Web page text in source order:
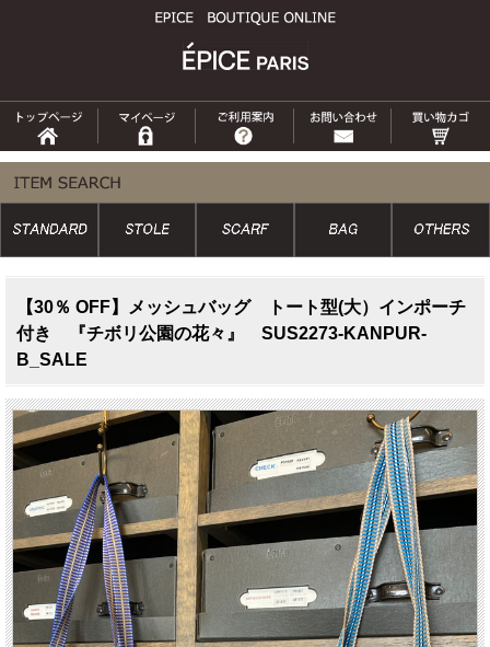
【30％ OFF】メッシュバッグ トート型(大）インポーチ
付き 『チボリ公園の花々』 SUS2273-KANPUR-
B_SALE